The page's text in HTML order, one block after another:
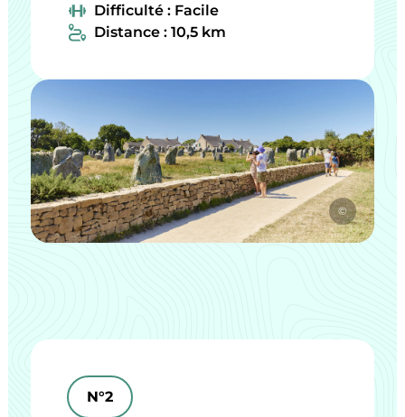
Difficulté : Facile
Distance : 10,5 km
©
N°2